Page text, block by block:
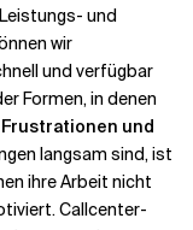
und
wir
und verfügbar
Formen, in denen
Frustrationen und
langsam sind, ist
ihre Arbeit nicht
Callcenter-